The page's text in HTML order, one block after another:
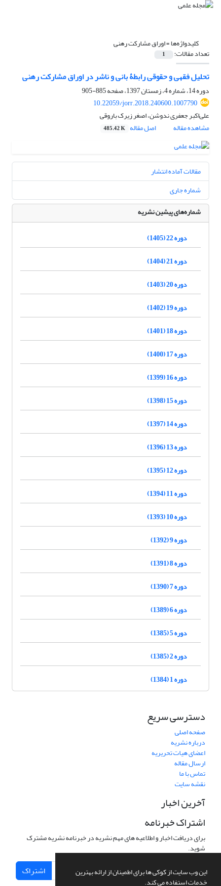
این وب سایت از کوکی ها برای اطمینان از ارائه بهترین
خدمات استفاده می کند.
کلیدواژه‌ها =اوراق مشارکت رهنی
تعداد مقالات: 1
تحلیل فقهی و حقوقی رابطۀ بانی و ناشر در اوراق مشارکت رهنی
دوره 14، شماره 4، زمستان 1397، صفحه
885-905
10.22059/jorr.2018.240600.1007790
علی‌اکبر جعفری ندوشن، اصغر زیرک باروقی
مشاهده مقاله
اصل مقاله 485.42 K
مقالات آماده انتشار
شماره جاری
شماره‌های پیشین نشریه
دوره 22 (1405)
دوره 21 (1404)
دوره 20 (1403)
دوره 19 (1402)
دوره 18 (1401)
دوره 17 (1400)
دوره 16 (1399)
دوره 15 (1398)
دوره 14 (1397)
دوره 13 (1396)
دوره 12 (1395)
دوره 11 (1394)
دوره 10 (1393)
دوره 9 (1392)
دوره 8 (1391)
دوره 7 (1390)
دوره 6 (1389)
دوره 5 (1385)
دوره 2 (1385)
دوره 1 (1384)
دسترسی سریع
صفحه اصلی
درباره نشریه
اعضای هیات تحریریه
ارسال مقاله
تماس با ما
نقشه سایت
آخرین اخبار
اشتراک خبرنامه
برای دریافت اخبار و اطلاعیه های مهم نشریه در خبرنامه نشریه مشترک
شوید.
اشتراک